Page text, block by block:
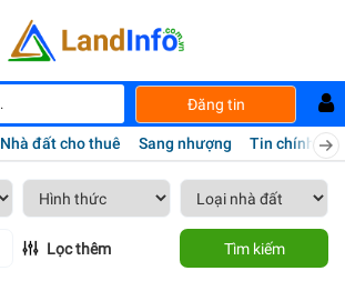
Đăng tin
Nhà đất cho thuê Sang nhượng Tin chính chủ
Lọc thêm Tìm kiếm